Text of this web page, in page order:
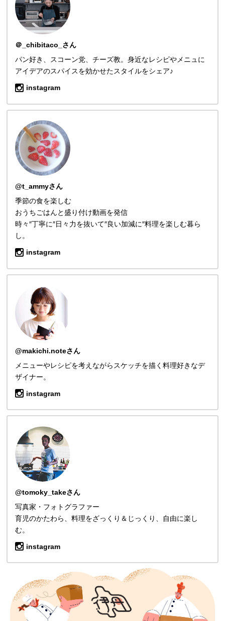
＠_chibitaco_さん
パン好き、スコーン党、チーズ教。身近なレシピやメニュに
アイデアのスパイスを効かせたスタイルをシェア♪
instagram
@t_ammyさん
季節の食を楽しむ
おうちごはんと盛り付け動画を発信
時々″丁寧に″日々力を抜いて″良い加減に″料理を楽しむ暮ら
し。
instagram
@makichi.noteさん
メニューやレシピを考えながらスケッチを描く料理好きなデ
ザイナー。
instagram
@tomoky_takeさん
写真家・フォトグラファー
育児のかたわら、料理をざっくり＆じっくり、自由に楽し
む。
instagram